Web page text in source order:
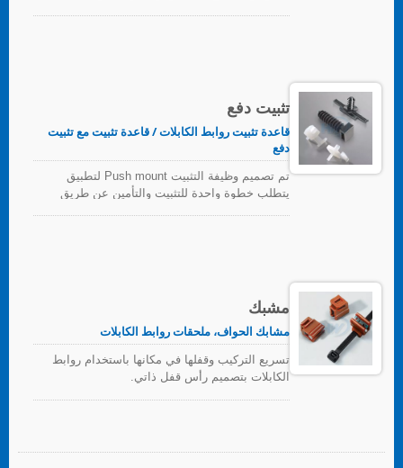
تثبيت دفع
قاعدة تثبيت روابط الكابلات / قاعدة تثبيت مع تثبيت
دفع
تم تصميم وظيفة التثبيت Push mount لتطبيق
يتطلب خطوة واحدة للتثبيت والتأمين عن طريق
مشبك
مشابك الحواف، ملحقات روابط الكابلات
تسريع التركيب وقفلها في مكانها باستخدام روابط
الكابلات بتصميم رأس قفل ذاتي.